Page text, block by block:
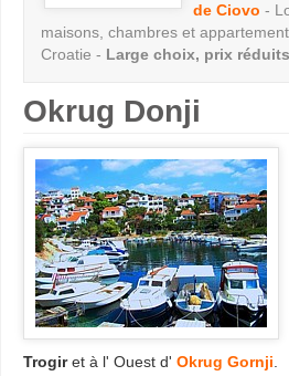
de Ciovo -
maisons, chambres et
Croatie - Large choix, prix
Okrug Donji
Trogiret à l' Ouest d' Okrug Gornji.